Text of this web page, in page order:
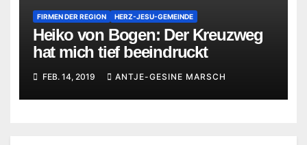
FIRMEN DER REGION HERZ-JESU-GEMEINDE
Heiko von Bogen: Der Kreuzweg
hat mich tief beeindruckt
FEB. 14, 2019 ANTJE-GESINE MARSCH